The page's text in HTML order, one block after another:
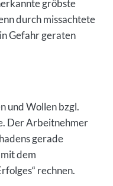
gröbste
durch missachtete
Gefahr geraten
und Wollen bzgl.
Der Arbeitnehmer
gerade
dem
rechnen.